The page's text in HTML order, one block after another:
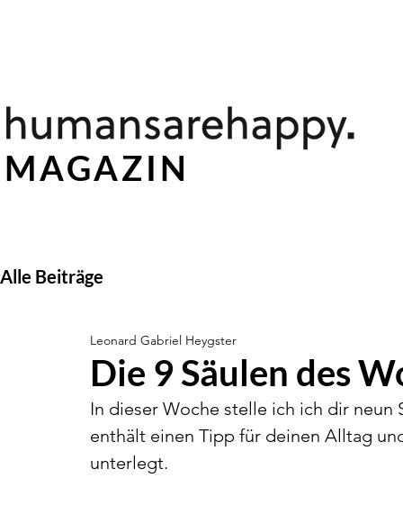
MAGAZIN
Alle Beiträge
Die 9 Säulen des
Leonard Gabriel Heygster
In dieser Woche stelle ich ich dir
enthält einen Tipp für deinen Alltag
unterlegt.